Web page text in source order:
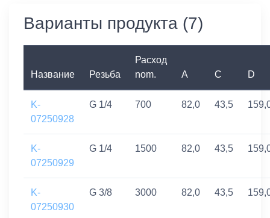
Варианты продукта (7)
Название Резьба
Расход
nom.
A C D
K-
07250928
G 1/4 700 82,0 43,5
K-
07250929
G 1/4 1500 82,0 43,5
K-
07250930
G 3/8 3000 82,0 43,5